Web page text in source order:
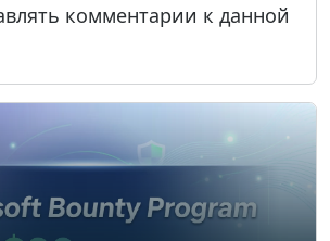
комментарии к данной